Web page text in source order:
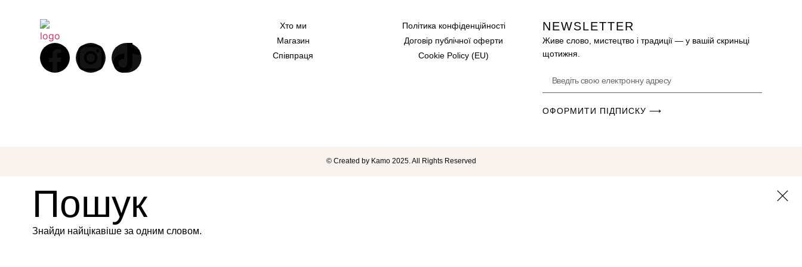
Хто ми
Магазин
Співпраця
Політика конфіденційності
Договір публічної оферти
Cookie Policy (EU)
NEWSLETTER
Живе слово, мистецтво і традиції — у вашій скриньці
щотижня.
ОФОРМИТИ ПІДПИСКУ ⟶
© Created by Kamo 2025. All Rights Reserved
Пошук
Знайди найцікавіше за одним словом.